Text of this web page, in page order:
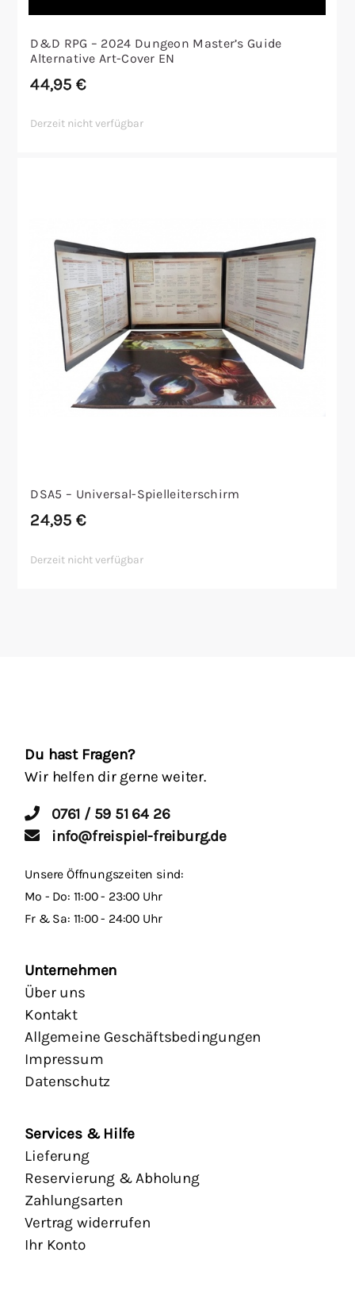
D&D RPG – 2024 Dungeon Master’s Guide
Alternative Art-Cover EN
44,95€
Derzeit nicht verfügbar
DSA5 – Universal-Spielleiterschirm
24,95€
Derzeit nicht verfügbar
Du hast Fragen?
Wir helfen dir gerne weiter.
0761 / 59 51 64 26
info@freispiel-freiburg.de
Unsere Öffnungszeiten sind:
Mo - Do: 11:00 - 23:00 Uhr
Fr & Sa: 11:00 - 24:00 Uhr
Unternehmen
Über uns
Kontakt
Allgemeine Geschäftsbedingungen
Impressum
Datenschutz
Services & Hilfe
Lieferung
Reservierung & Abholung
Zahlungsarten
Vertrag widerrufen
Ihr Konto